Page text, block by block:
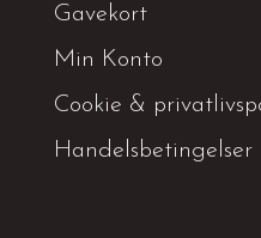
Gavekort
Min Konto
Cookie &
Handelsbetingelser